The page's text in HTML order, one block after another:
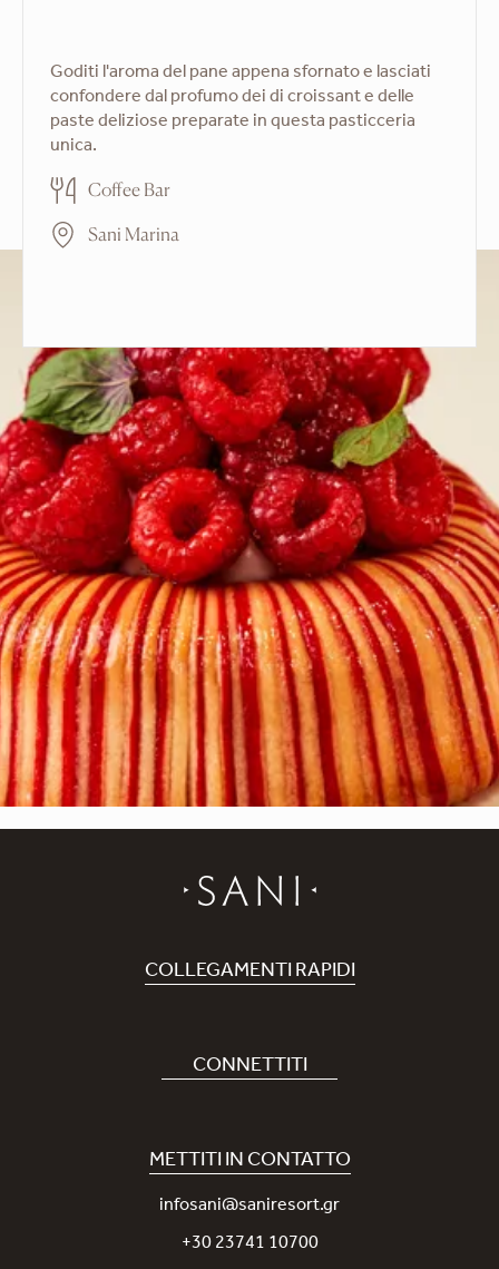
Goditi l'aroma del pane appena sfornato e lasciati
confondere dal profumo dei di croissant e delle
paste deliziose preparate in questa pasticceria
unica.
Coffee Bar
Sani Marina
COLLEGAMENTI RAPIDI
Carriere
News
Premi
Matrimoni
CONNETTITI
Sani Rewards
METTITI IN CONTATTO
infosani@saniresort.gr
+30 23741 10700